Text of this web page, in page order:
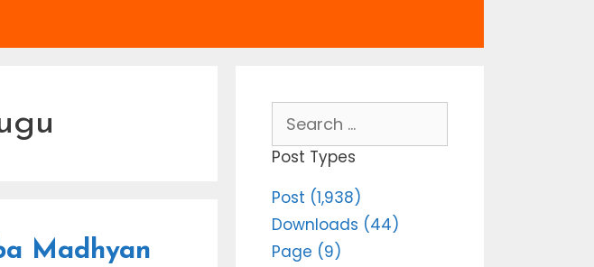
Madhyan
for:
Post Types
Post (1,938)
Downloads (44)
Page (9)